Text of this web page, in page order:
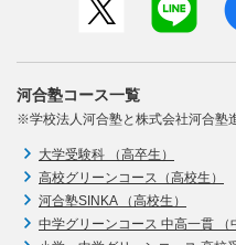
河合塾コース一覧
※学校法人河合塾と株式会社河合塾
大学受験科 （高卒生）
高校グリーンコース（高校生）
河合塾SINKA （高校生）
中学グリーンコース 中高一貫 （